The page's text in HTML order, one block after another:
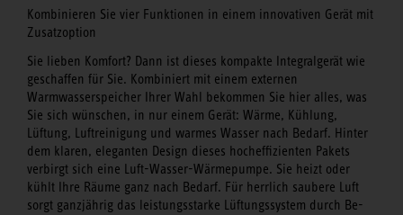
Kombinieren Sie vier Funktionen in einem innovativen Gerät mit
Zusatzoption
Sie lieben Komfort? Dann ist dieses kompakte Integralgerät wie
geschaffen für Sie. Kombiniert mit einem externen
Warmwasserspeicher Ihrer Wahl bekommen Sie hier alles, was
Sie sich wünschen, in nur einem Gerät: Wärme, Kühlung,
Lüftung, Luftreinigung und warmes Wasser nach Bedarf. Hinter
dem klaren, eleganten Design dieses hocheffizienten Pakets
verbirgt sich eine Luft-Wasser-Wärmepumpe. Sie heizt oder
kühlt Ihre Räume ganz nach Bedarf. Für herrlich saubere Luft
sorgt ganzjährig das leistungsstarke Lüftungssystem durch Be-